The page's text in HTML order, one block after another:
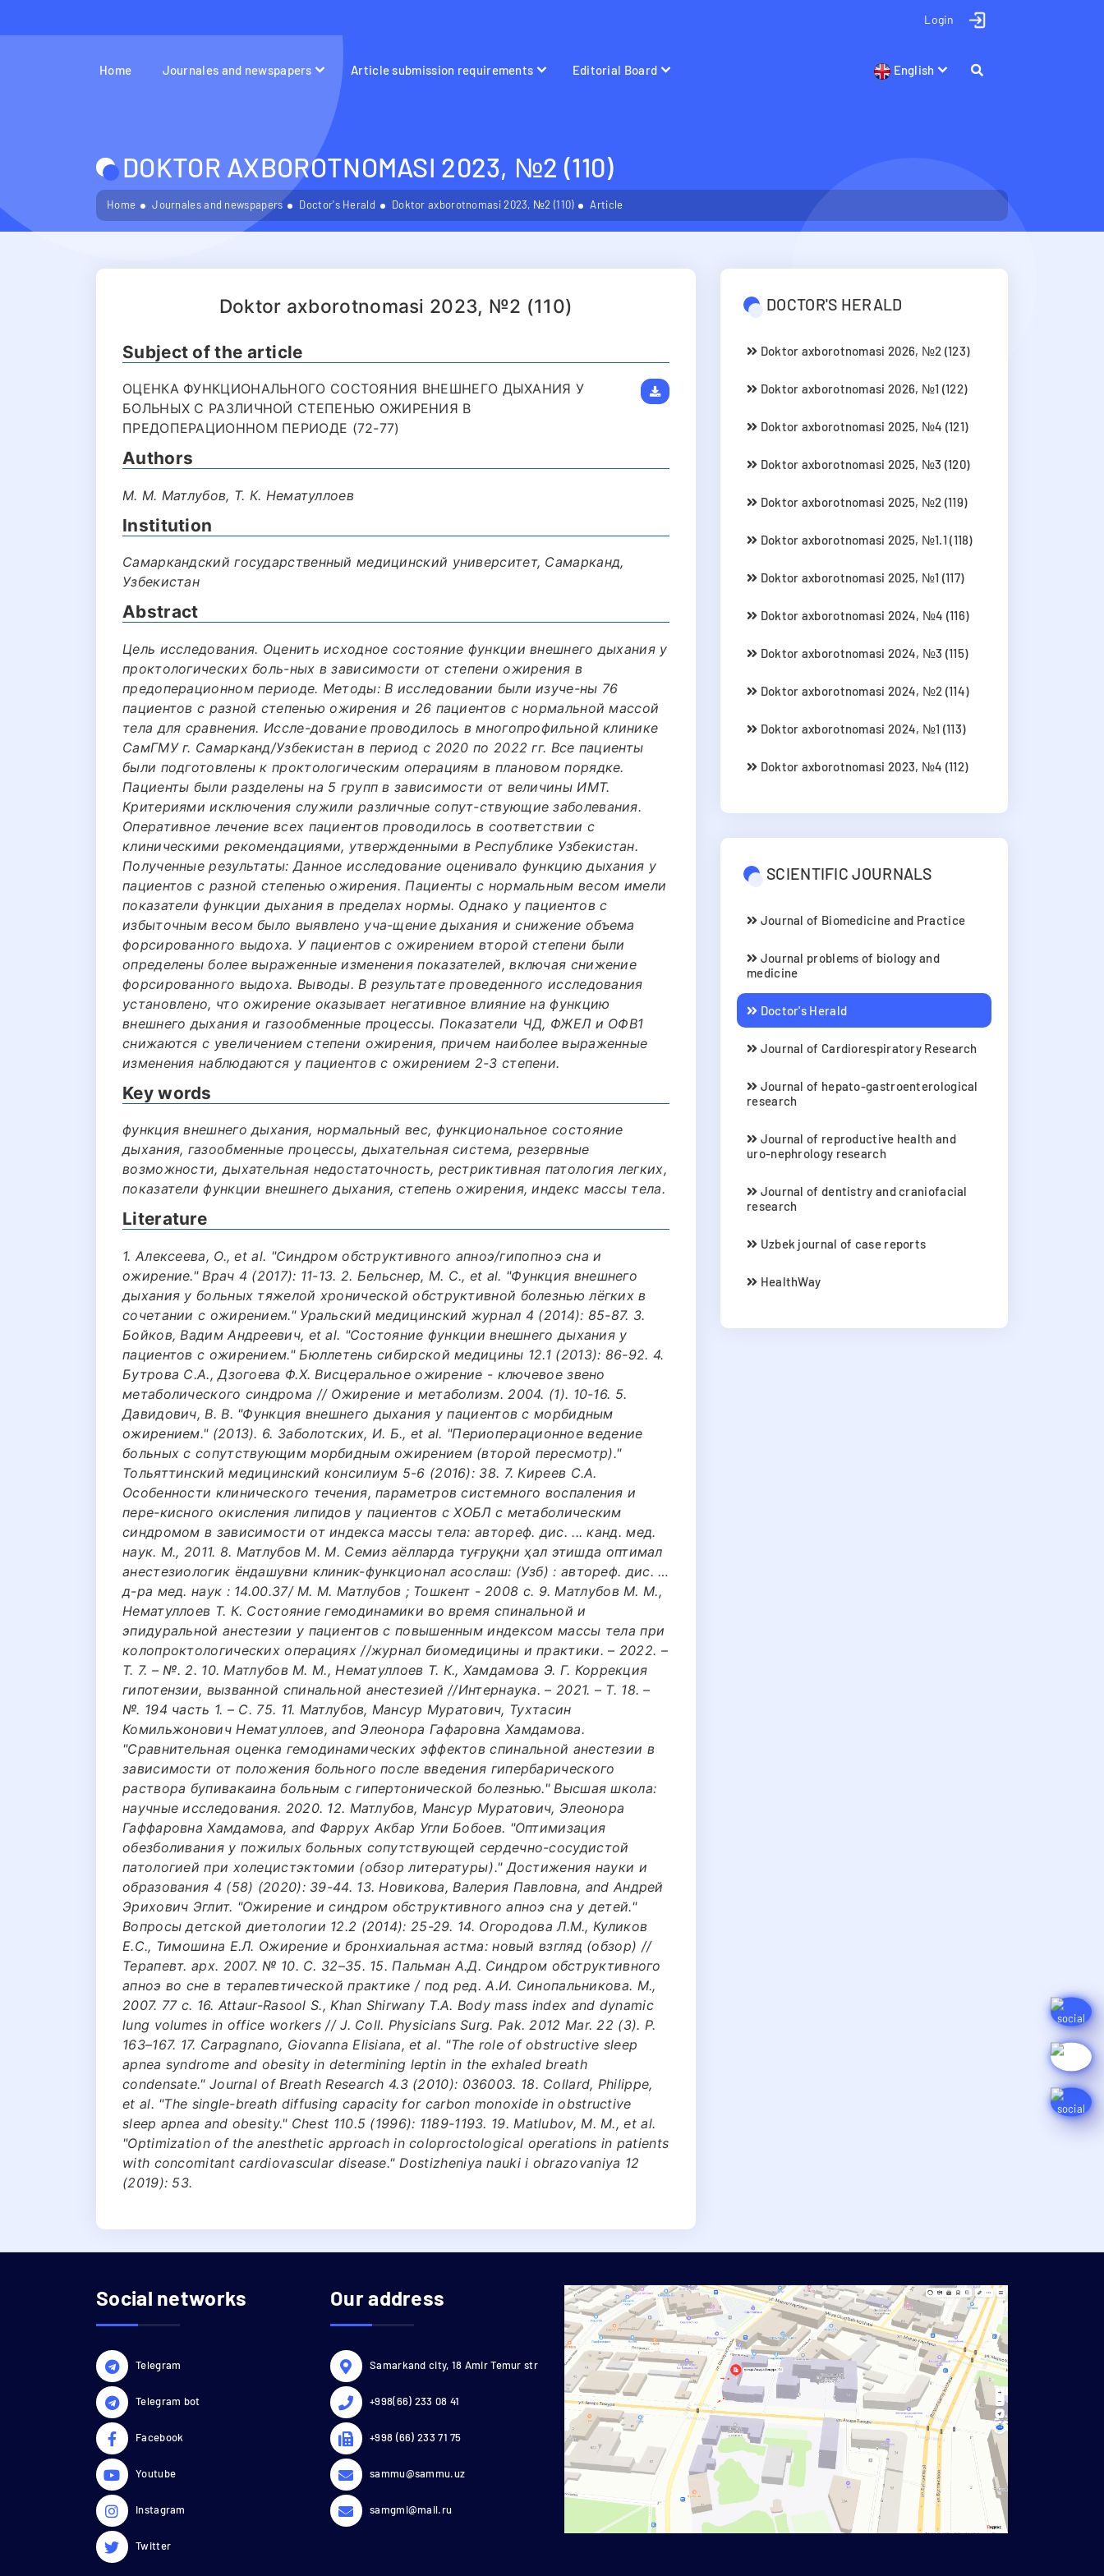
Login
Home Journales and newspapers Article submission requirements Editorial Board English
DOKTOR AXBOROTNOMASI 2023, №2 (110)
Home Journales and newspapers Doctor's Herald Doktor axborotnomasi 2023, №2 (110) Article
Doktor axborotnomasi 2023, №2 (110)
Subject of the article
ОЦЕНКА ФУНКЦИОНАЛЬНОГО СОСТОЯНИЯ ВНЕШНЕГО ДЫХАНИЯ У
БОЛЬНЫХ С РАЗЛИЧНОЙ СТЕПЕНЬЮ ОЖИРЕНИЯ В
ПРЕДОПЕРАЦИОННОМ ПЕРИОДЕ (72-77)
Authors
М. М. Матлубов, Т. К. Нематуллоев
Institution
Самаркандский государственный медицинский университет, Самарканд,
Узбекистан
Abstract
Цель исследования. Оценить исходное состояние функции внешнего дыхания у
проктологических боль-ных в зависимости от степени ожирения в
предоперационном периоде. Методы: В исследовании были изуче-ны 76
пациентов с разной степенью ожирения и 26 пациентов с нормальной массой
тела для сравнения. Иссле-дование проводилось в многопрофильной клинике
СамГМУ г. Самарканд/Узбекистан в период с 2020 по 2022 гг. Все пациенты
были подготовлены к проктологическим операциям в плановом порядке.
Пациенты были разделены на 5 групп в зависимости от величины ИМТ.
Критериями исключения служили различные сопут-ствующие заболевания.
Оперативное лечение всех пациентов проводилось в соответствии с
клиническими рекомендациями, утвержденными в Республике Узбекистан.
Полученные результаты: Данное исследование оценивало функцию дыхания у
пациентов с разной степенью ожирения. Пациенты с нормальным весом имели
показатели функции дыхания в пределах нормы. Однако у пациентов с
избыточным весом было выявлено уча-щение дыхания и снижение объема
форсированного выдоха. У пациентов с ожирением второй степени были
определены более выраженные изменения показателей, включая снижение
форсированного выдоха. Выводы. В результате проведенного исследования
установлено, что ожирение оказывает негативное влияние на функцию
внешнего дыхания и газообменные процессы. Показатели ЧД, ФЖЕЛ и ОФВ1
снижаются с увеличением степени ожирения, причем наиболее выраженные
изменения наблюдаются у пациентов с ожирением 2-3 степени.
Key words
функция внешнего дыхания, нормальный вес, функциональное состояние
дыхания, газообменные процессы, дыхательная система, резервные
возможности, дыхательная недостаточность, рестриктивная патология легких,
показатели функции внешнего дыхания, степень ожирения, индекс массы тела.
Literature
1. Алексеева, О., et al. "Синдром обструктивного апноэ/гипопноэ сна и
ожирение." Врач 4 (2017): 11-13. 2. Бельснер, М. С., et al. "Функция внешнего
дыхания у больных тяжелой хронической обструктивной болезнью лёгких в
сочетании с ожирением." Уральский медицинский журнал 4 (2014): 85-87. 3.
Бойков, Вадим Андреевич, et al. "Состояние функции внешнего дыхания у
пациентов с ожирением." Бюллетень сибирской медицины 12.1 (2013): 86-92. 4.
Бутрова С.А., Дзогоева Ф.Х. Висцеральное ожирение - ключевое звено
метаболического синдрома // Ожирение и метаболизм. 2004. (1). 10-16. 5.
Давидович, В. В. "Функция внешнего дыхания у пациентов с морбидным
ожирением." (2013). 6. Заболотских, И. Б., et al. "Периоперационное ведение
больных с сопутствующим морбидным ожирением (второй пересмотр)."
Тольяттинский медицинский консилиум 5-6 (2016): 38. 7. Киреев С.А.
Особенности клинического течения, параметров системного воспаления и
пере-кисного окисления липидов у пациентов с ХОБЛ с метаболическим
синдромом в зависимости от индекса массы тела: автореф. дис. ... канд. мед.
наук. М., 2011. 8. Матлубов М. М. Семиз аёлларда туғруқни ҳал этишда оптимал
анестезиологик ёндашувни клиник-функционал асослаш: (Узб) : автореф. дис. …
д-ра мед. наук : 14.00.37/ М. М. Матлубов ; Тошкент - 2008 с. 9. Матлубов М. М.,
Нематуллоев Т. К. Состояние гемодинамики во время спинальной и
эпидуральной анестезии у пациентов с повышенным индексом массы тела при
колопроктологических операциях //журнал биомедицины и практики. – 2022. –
Т. 7. – №. 2. 10. Матлубов М. М., Нематуллоев Т. К., Хамдамова Э. Г. Коррекция
гипотензии, вызванной спинальной анестезией //Интернаука. – 2021. – Т. 18. –
№. 194 часть 1. – С. 75. 11. Матлубов, Мансур Муратович, Тухтасин
Комильжонович Нематуллоев, and Элеонора Гафаровна Хамдамова.
"Сравнительная оценка гемодинамических эффектов спинальной анестезии в
зависимости от положения больного после введения гипербарического
раствора бупивакаина больным с гипертонической болезнью." Высшая школа:
научные исследования. 2020. 12. Матлубов, Мансур Муратович, Элеонора
Гаффаровна Хамдамова, and Фаррух Акбар Угли Бобоев. "Оптимизация
обезболивания у пожилых больных сопутствующей сердечно-сосудистой
патологией при холецистэктомии (обзор литературы)." Достижения науки и
образования 4 (58) (2020): 39-44. 13. Новикова, Валерия Павловна, and Андрей
Эрихович Эглит. "Ожирение и синдром обструктивного апноэ сна у детей."
Вопросы детской диетологии 12.2 (2014): 25-29. 14. Огородова Л.М., Куликов
Е.С., Тимошина Е.Л. Ожирение и бронхиальная астма: новый взгляд (обзор) //
Терапевт. арх. 2007. № 10. С. 32–35. 15. Пальман А.Д. Синдром обструктивного
апноэ во сне в терапевтической практике / под ред. А.И. Синопальникова. М.,
2007. 77 с. 16. Attaur-Rasool S., Khan Shirwany T.A. Body mass index and dynamic
lung volumes in office workers // J. Coll. Physicians Surg. Pak. 2012 Mar. 22 (3). Р.
163–167. 17. Carpagnano, Giovanna Elisiana, et al. "The role of obstructive sleep
apnea syndrome and obesity in determining leptin in the exhaled breath
condensate." Journal of Breath Research 4.3 (2010): 036003. 18. Collard, Philippe,
et al. "The single-breath diffusing capacity for carbon monoxide in obstructive
sleep apnea and obesity." Chest 110.5 (1996): 1189-1193. 19. Matlubov, M. M., et al.
"Optimization of the anesthetic approach in coloproctological operations in patients
with concomitant cardiovascular disease." Dostizheniya nauki i obrazovaniya 12
(2019): 53.
DOCTOR'S HERALD
Doktor axborotnomasi 2026, №2 (123)
Doktor axborotnomasi 2026, №1 (122)
Doktor axborotnomasi 2025, №4 (121)
Doktor axborotnomasi 2025, №3 (120)
Doktor axborotnomasi 2025, №2 (119)
Doktor axborotnomasi 2025, №1.1 (118)
Doktor axborotnomasi 2025, №1 (117)
Doktor axborotnomasi 2024, №4 (116)
Doktor axborotnomasi 2024, №3 (115)
Doktor axborotnomasi 2024, №2 (114)
Doktor axborotnomasi 2024, №1 (113)
Doktor axborotnomasi 2023, №4 (112)
SCIENTIFIC JOURNALS
Journal of Biomedicine and Practice
Journal problems of biology and
medicine
Doctor's Herald
Journal of Cardiorespiratory Research
Journal of hepato-gastroenterological
research
Journal of reproductive health and
uro-nephrology research
Journal of dentistry and craniofacial
research
Uzbek journal of case reports
HealthWay
Social networks
Telegram
Telegram bot
Facebook
Youtube
Instagram
Twitter
Our address
Samarkand city, 18 Amir Temur str
+998(66) 233 08 41
+998 (66) 233 71 75
sammu@sammu.uz
samgmi@mail.ru